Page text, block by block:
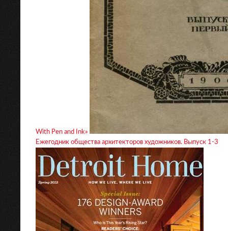
With Pen and Ink»
Ежегодник общества архитекторов художников. Выпуск 1-3